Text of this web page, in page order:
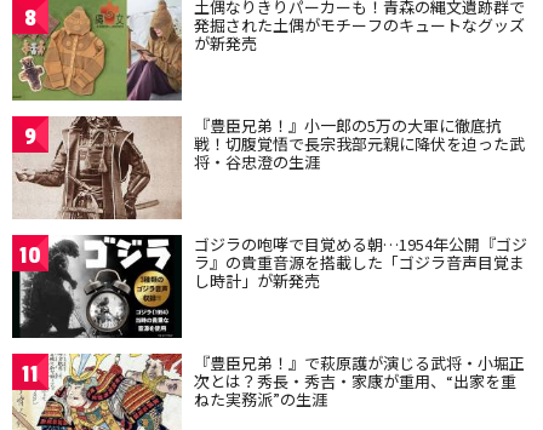
8 土偶なりきりパーカーも！青森の縄文遺跡群で
発掘された土偶がモチーフのキュートなグッズ
が新発売
9 『豊臣兄弟！』小一郎の5万の大軍に徹底抗
戦！切腹覚悟で長宗我部元親に降伏を迫った武
将・谷忠澄の生涯
10 ゴジラの咆哮で目覚める朝…1954年公開『ゴジ
ラ』の貴重音源を搭載した「ゴジラ音声目覚ま
し時計」が新発売
11 『豊臣兄弟！』で萩原護が演じる武将・小堀正
次とは？秀長・秀吉・家康が重用、“出家を重
ねた実務派”の生涯